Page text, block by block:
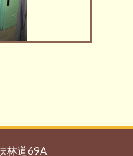
林道69A